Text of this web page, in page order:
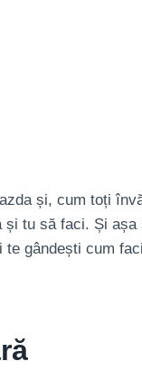
și, cum toți
tu să faci. Și
gândești cum